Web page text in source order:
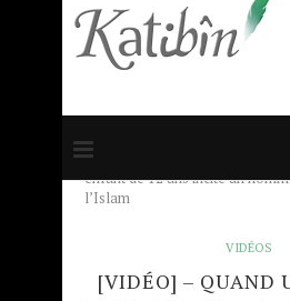
Accueil
enfant de 12 ans incite un
l’Islam
VIDÉOS
[VIDÉO] – QUAND